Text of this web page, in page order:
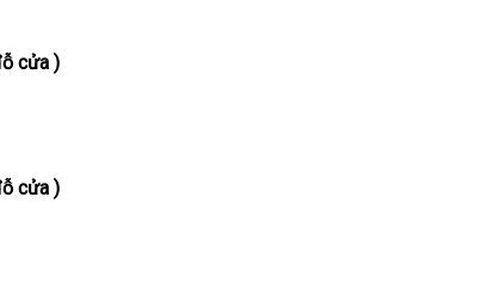
cửa )
cửa )